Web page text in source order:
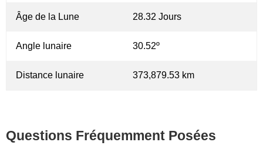
Âge de la Lune 28.32 Jours
Angle lunaire 30.52º
Distance lunaire 373,879.53 km
Questions Fréquemment Posées